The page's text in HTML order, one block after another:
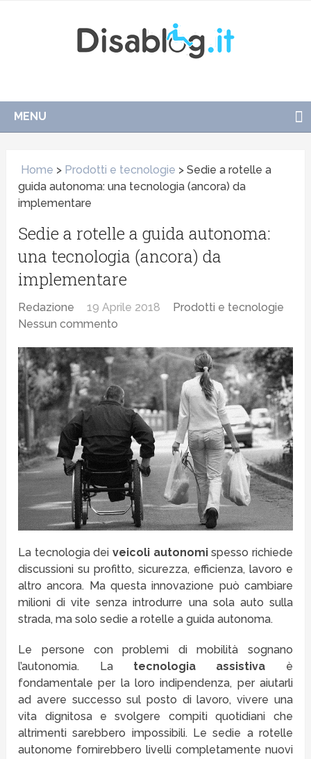
MENU
Home > Prodotti e tecnologie >Sedie a rotelle a
guida autonoma: una tecnologia (ancora) da
implementare
Sedie a rotelle a guida autonoma:
una tecnologia (ancora) da
implementare
Redazione 19 Aprile 2018
Prodotti e tecnologie
Nessun commento
La tecnologia dei veicoli autonomispesso richiede
discussioni su profitto, sicurezza, efficienza, lavoro e
altro ancora. Ma questa innovazione può cambiare
milioni di vite senza introdurre una sola auto sulla
strada, ma solo sedie a rotelle a guida autonoma.
Le persone con problemi di mobilità sognano
l’autonomia. La tecnologia assistiva è
fondamentale per la loro indipendenza, per aiutarli
ad avere successo sul posto di lavoro, vivere una
vita dignitosa e svolgere compiti quotidiani che
altrimenti sarebbero impossibili. Le sedie a rotelle
autonome fornirebbero livelli completamente nuovi